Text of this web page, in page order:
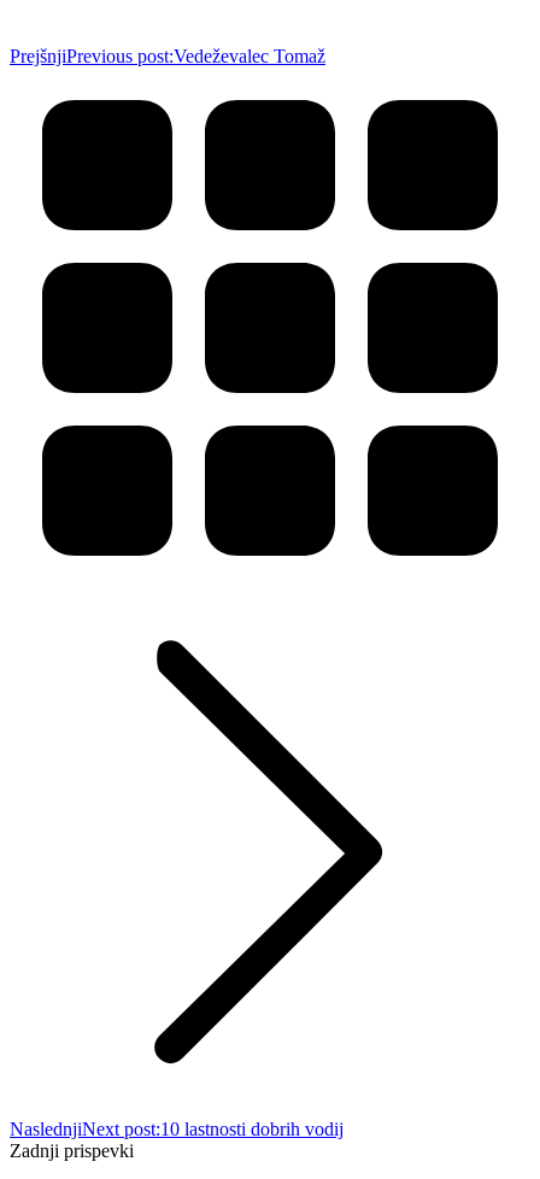
PrejšnjiPrevious post:Vedeževalec Tomaž
NaslednjiNext post:10 lastnosti dobrih vodij
Zadnji prispevki